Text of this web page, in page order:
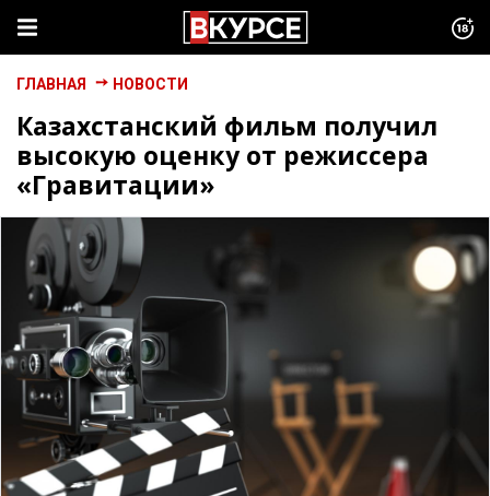
ГЛАВНАЯ НОВОСТИ
Казахстанский фильм получил
высокую оценку от режиссера
«Гравитации»